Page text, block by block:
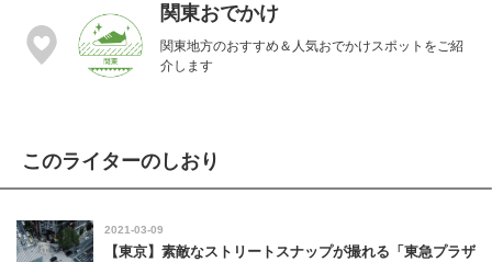
関東おでかけ
関東地方のおすすめ＆人気おでかけスポットをご紹
介します
このライターのしおり
2021-03-09
【東京】素敵なストリートスナップが撮れる「東急プラザ